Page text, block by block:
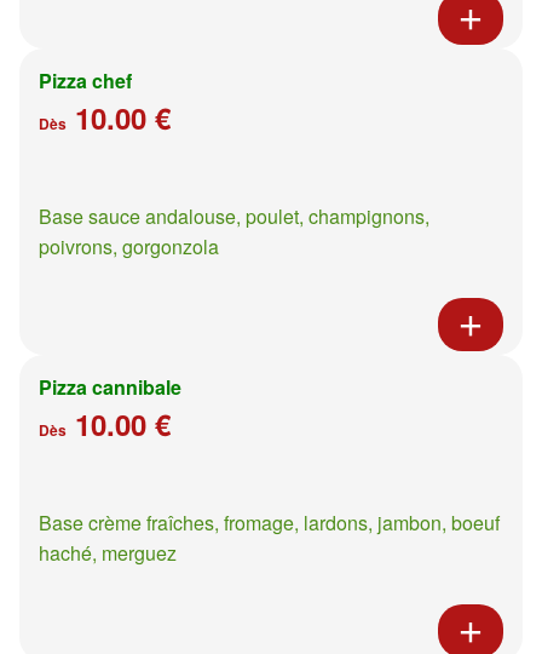
Pizza chef
Dès 10.00 €
Base sauce andalouse, poulet, champignons,
poivrons, gorgonzola
Pizza cannibale
Dès 10.00 €
Base crème fraîches, fromage, lardons, jambon, boeuf
haché, merguez